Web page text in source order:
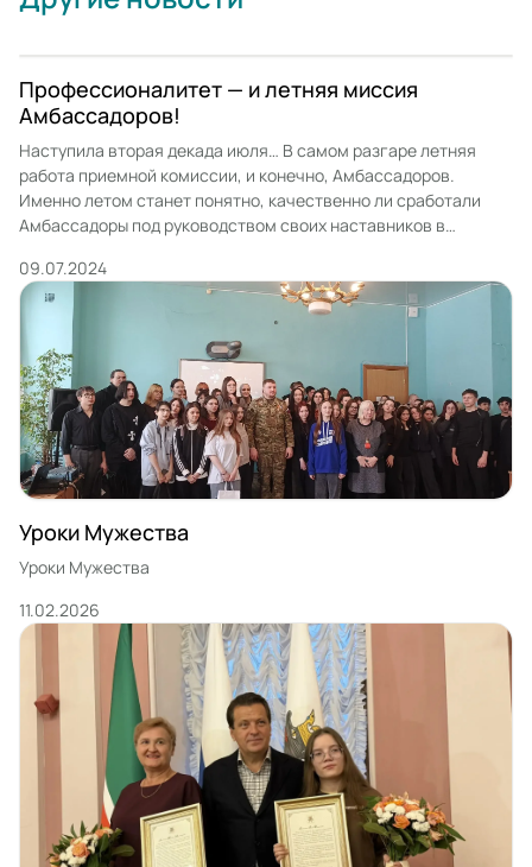
Профессионалитет — и летняя миссия
Амбассадоров!
Наступила вторая декада июля… В самом разгаре летняя
работа приемной комиссии, и конечно, Амбассадоров.
Именно летом станет понятно, качественно ли сработали
Амбассадоры под руководством своих наставников в
работу по школам и в колледже в Дни открытых дверей,
которые проводились регулярно с февраля по май
месяцы.Для наглядности в приемной комиссии […]
09.07.2024
Уроки Мужества
Уроки Мужества
11.02.2026